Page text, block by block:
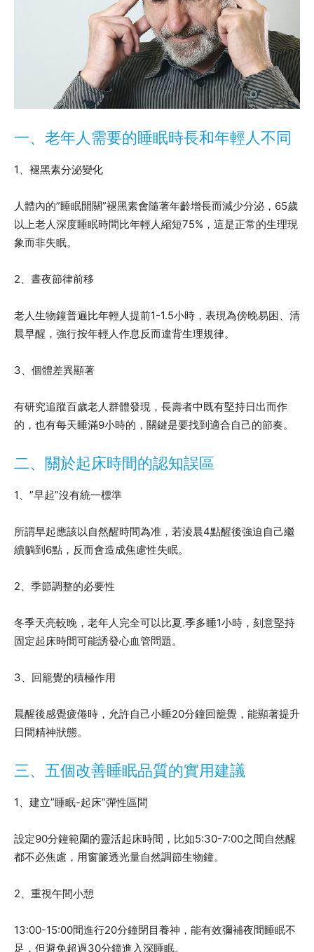
一、老年人需要的睡眠時長和年輕人不同
1、褪黑素分泌變化
人體內的”睡眠開關”褪黑素會隨著年齡增長而減少分泌，65歲
以上老人深度睡眠時間比年輕人縮短75%，這是正常的生理現
象而非失眠。
2、晝夜節律前移
老人生物鐘普遍比年輕人提前1-1.5小時，表現為傍晚易困、清
晨早醒，強行按年輕人作息反而違背生理規律。
3、個體差異顯著
有研究追蹤百歲老人群體發現，長壽者中既有堅持日出而作
的，也有每天睡滿9小時的，關鍵是要找到適合自己的節奏。
二、關於起床時間的認知誤區
1、”早起”沒有統一標準
所謂早起應該以自然醒時間為准，若淩晨4點醒後強迫自己繼
續躺到6點，反而會造成焦慮性失眠。
2、季節調整的必要性
冬季天亮較晚，老年人完全可以比夏.季多睡1小時，刻意堅持
固定起床時間可能誘發心血管問題。
3、回籠覺的積極作用
晨醒後感覺疲倦時，允許自己小睡20分鐘回籠覺，能顯著提升
日間精神狀態。
三、五個改善睡眠品質的實用建議
1、建立”睡眠-起床”彈性區間
設定90分鐘範圍的靈活起床時間，比如5:30-7:00之間自然醒
都不必焦慮，用窗簾透光量自然調節生物鐘。
2、重視午間小憩
13:00-15:00間進行20分鐘閉目養神，能有效彌補夜間睡眠不
足，但避免超過30分鐘進入深睡眠。